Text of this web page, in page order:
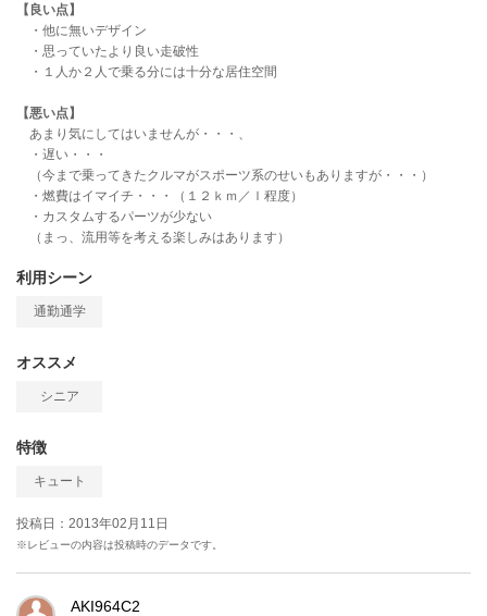
【良い点】
・他に無いデザイン
・思っていたより良い走破性
・１人か２人で乗る分には十分な居住空間
【悪い点】
あまり気にしてはいませんが・・・、
・遅い・・・
（今まで乗ってきたクルマがスポーツ系のせいもありますが・・・）
・燃費はイマイチ・・・（１２ｋｍ／ｌ程度）
・カスタムするパーツが少ない
（まっ、流用等を考える楽しみはあります）
利用シーン
通勤通学
オススメ
シニア
特徴
キュート
投稿日：2013年02月11日
※レビューの内容は投稿時のデータです。
AKI964C2